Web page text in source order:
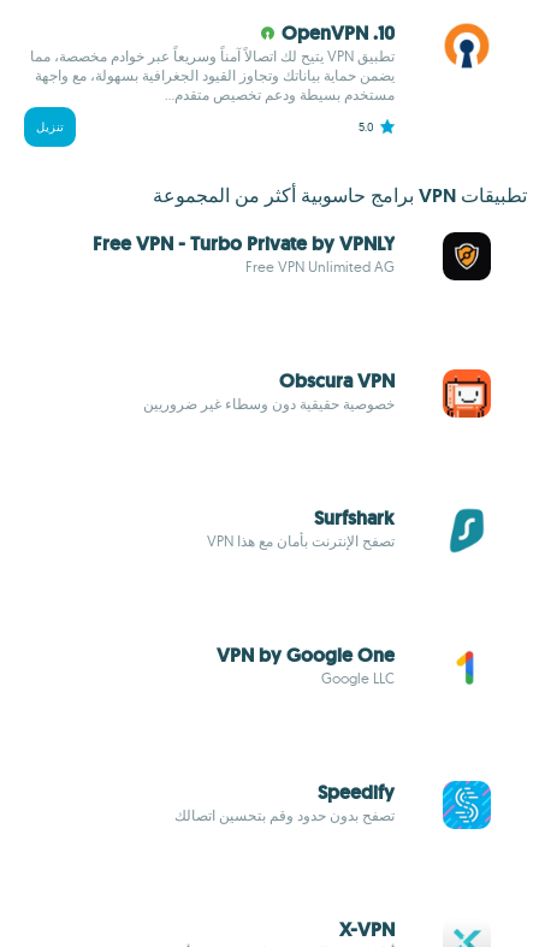
10. OpenVPN
تطبيق VPN يتيح لك اتصالاً آمناً وسريعاً عبر خوادم مخصصة، مما
يضمن حماية بياناتك وتجاوز القيود الجغرافية بسهولة، مع واجهة
مستخدم بسيطة ودعم تخصيص متقدم...
5.0 تنزيل
تطبيقات VPN برامج حاسوبية أكثر من المجموعة
Free VPN - Turbo Private by VPNLY
Free VPN Unlimited AG
Obscura VPN
خصوصية حقيقية دون وسطاء غير ضروريين
Surfshark
تصفح الإنترنت بأمان مع هذا VPN
VPN by Google One
Google LLC
Speedify
تصفح بدون حدود وقم بتحسين اتصالك
X-VPN